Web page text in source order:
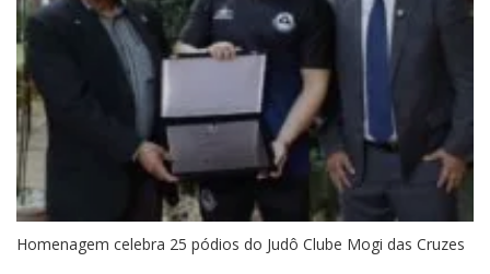
Homenagem celebra 25 pódios do Judô Clube Mogi das Cruzes